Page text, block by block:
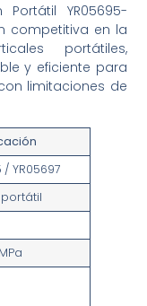
YR05695-
competitiva en la
portátiles,
y eficiente para
limitaciones de
/ YR05697